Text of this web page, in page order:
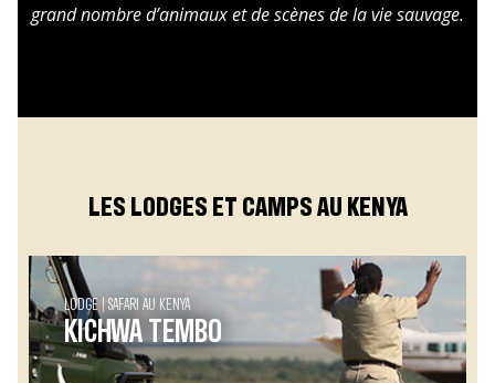
grand nombre d’animaux et de scènes de la vie sauvage.
LES LODGES ET CAMPS AU KENYA
LODGE SAFARI AU KENYA
KICHWA TEMBO